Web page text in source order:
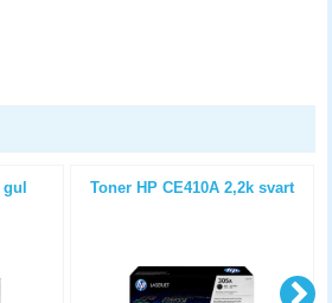
Toner HP CE410A 2,2k svart